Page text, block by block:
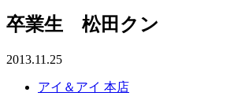
卒業生 松田クン
2013.11.25
アイ＆アイ 本店